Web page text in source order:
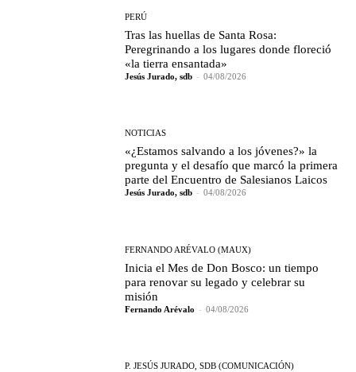
PERÚ
Tras las huellas de Santa Rosa:
Peregrinando a los lugares donde floreció
«la tierra ensantada»
Jesús Jurado, sdb - 04/08/2026
NOTICIAS
«¿Estamos salvando a los jóvenes?» la
pregunta y el desafío que marcó la primera
parte del Encuentro de Salesianos Laicos
Jesús Jurado, sdb - 04/08/2026
FERNANDO ARÉVALO (MAUX)
Inicia el Mes de Don Bosco: un tiempo
para renovar su legado y celebrar su
misión
Fernando Arévalo - 04/08/2026
P. JESÚS JURADO, SDB (COMUNICACIÓN)